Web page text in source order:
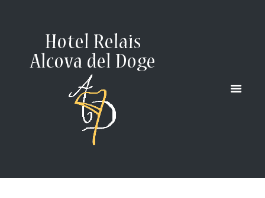
A 4 ZAMPE
HOME
(ITALIANO) COCCOLE A 4 ZAMPE